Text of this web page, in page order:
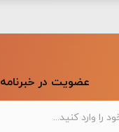
عضویت در خبرنامه